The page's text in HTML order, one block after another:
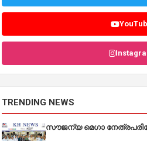
TRENDING NEWS
സൗജന്യ മെഗാ